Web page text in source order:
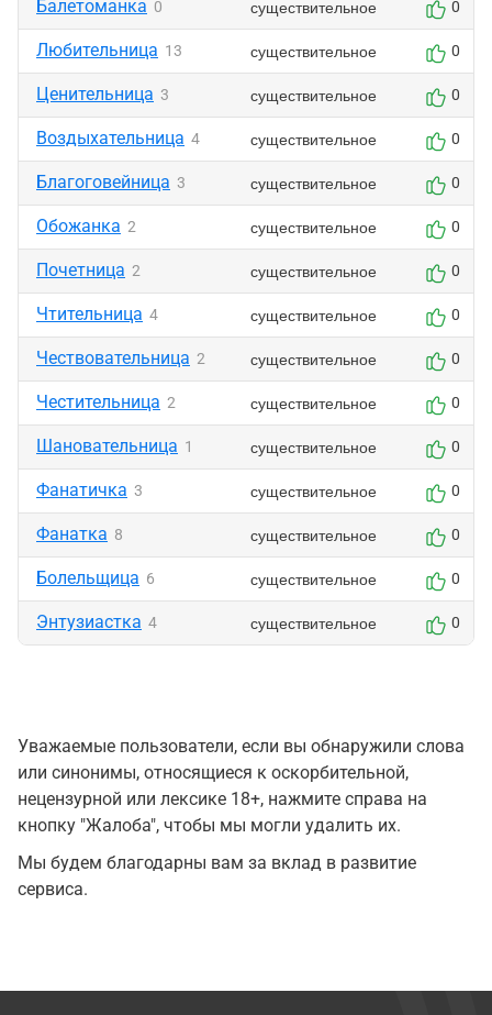
Балетоманка 0 существительное 0
Любительница 13 существительное 0
Ценительница 3 существительное 0
Воздыхательница 4 существительное 0
Благоговейница 3 существительное 0
Обожанка 2 существительное 0
Почетница 2 существительное 0
Чтительница 4 существительное 0
Чествовательница 2 существительное 0
Честительница 2 существительное 0
Шановательница 1 существительное 0
Фанатичка 3 существительное 0
Фанатка 8 существительное 0
Болельщица 6 существительное 0
Энтузиастка 4 существительное 0
Уважаемые пользователи, если вы обнаружили слова
или синонимы, относящиеся к оскорбительной,
нецензурной или лексике 18+, нажмите справа на
кнопку "Жалоба", чтобы мы могли удалить их.
Мы будем благодарны вам за вклад в развитие
сервиса.